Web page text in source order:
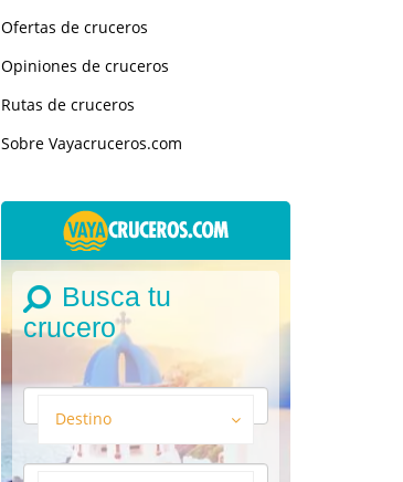
Ofertas de cruceros
Opiniones de cruceros
Rutas de cruceros
Sobre Vayacruceros.com
Busca tu
crucero
Destino